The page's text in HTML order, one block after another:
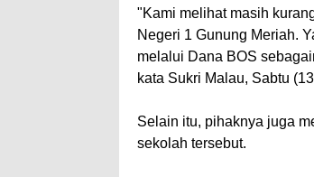
"Kami melihat masih
Negeri 1 Gunung Meriah.
melalui Dana BOS
kata Sukri Malau, Sabtu
Selain itu, pihaknya juga
sekolah tersebut.